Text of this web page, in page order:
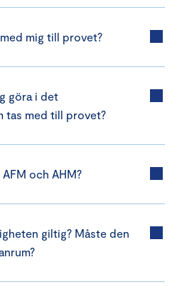
mig till provet?
göra i det
tas med till provet?
och AHM?
giltig? Måste den